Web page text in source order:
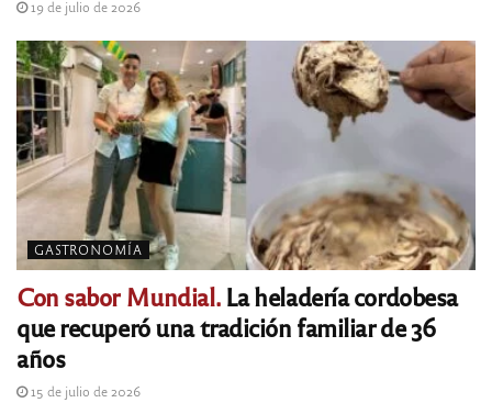
19 de julio de 2026
GASTRONOMÍA
Con sabor Mundial.La heladería cordobesa
que recuperó una tradición familiar de 36
años
15 de julio de 2026